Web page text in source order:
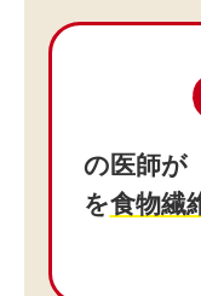
の医師が
を食物繊